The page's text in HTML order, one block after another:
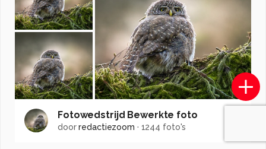
Fotowedstrijd Bewerkte foto
doorredactiezoom · 1244 foto's